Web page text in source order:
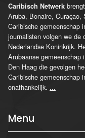
Caribisch Netwerk
Aruba, Bonaire,
Caribische gemeenschap
journalisten volgen we de
Nederlandse Koninkrijk.
Arubaanse
Den Haag die gevolgen
Caribische gemeenschap
onafhankelijk. ...
Menu